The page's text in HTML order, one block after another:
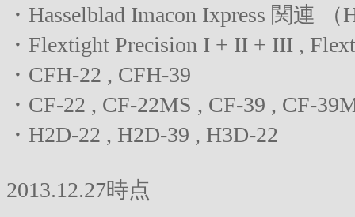
・Hasselblad Imacon Ixpress 関連
・Flextight Precision I + II + III ,
・CFH-22 , CFH-39
・CF-22 , CF-22MS , CF-39 , CF-
・H2D-22 , H2D-39 , H3D-22
2013.12.27時点